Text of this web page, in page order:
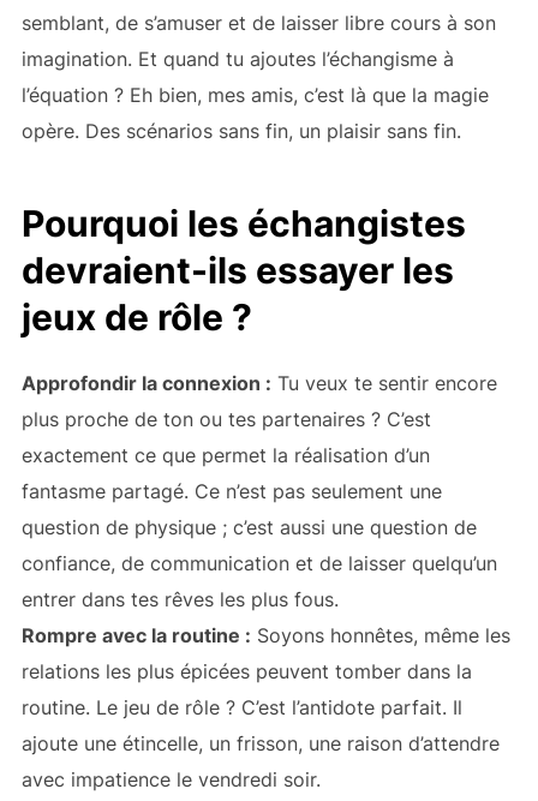
semblant, de s’amuser et de laisser libre cours à son
imagination. Et quand tu ajoutes l’échangisme à
l’équation ? Eh bien, mes amis, c’est là que la magie
opère. Des scénarios sans fin, un plaisir sans fin.
Pourquoi les échangistes
devraient-ils essayer les
jeux de rôle ?
Approfondir la connexion : Tu veux te sentir encore
plus proche de ton ou tes partenaires ? C’est
exactement ce que permet la réalisation d’un
fantasme partagé. Ce n’est pas seulement une
question de physique ; c’est aussi une question de
confiance, de communication et de laisser quelqu’un
entrer dans tes rêves les plus fous.
Rompre avec la routine : Soyons honnêtes, même les
relations les plus épicées peuvent tomber dans la
routine. Le jeu de rôle ? C’est l’antidote parfait. Il
ajoute une étincelle, un frisson, une raison d’attendre
avec impatience le vendredi soir.